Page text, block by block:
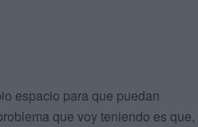
espacio para que puedan
que voy teniendo es que,